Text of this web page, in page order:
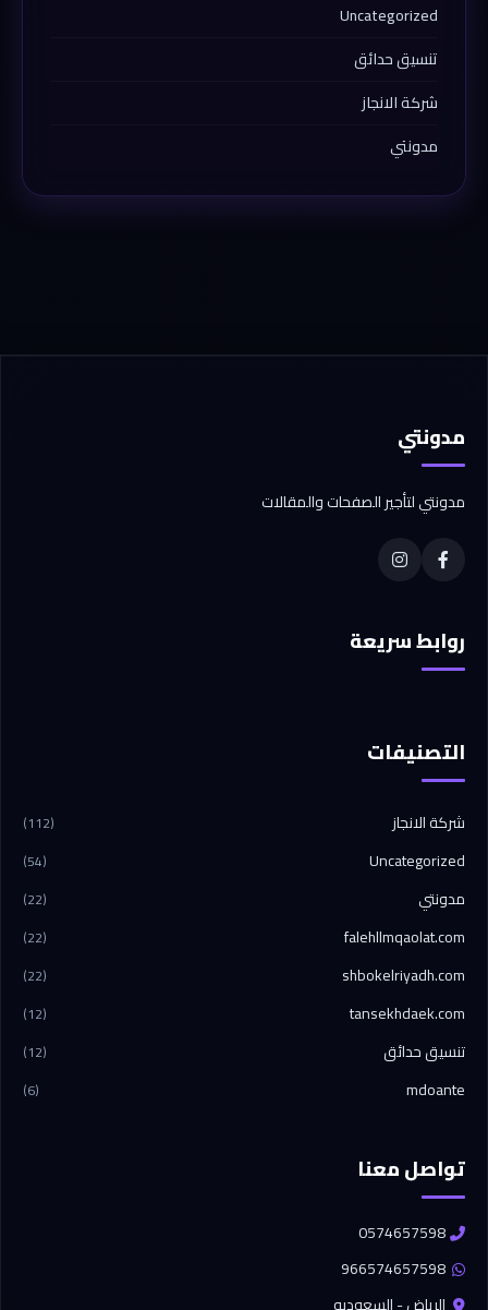
Uncategorized
تنسيق حدائق
شركة الانجاز
مدونتي
مدونتي
مدونتي لتأجير الصفحات والمقالات
روابط سريعة
التصنيفات
شركة الانجاز (112)
Uncategorized
(54)
مدونتي (22)
falehllmqaolat.com
(22)
shbokelriyadh.com
(22)
tansekhdaek.com
(12)
تنسيق حدائق (12)
mdoante
(6)
تواصل معنا
0574657598
966574657598